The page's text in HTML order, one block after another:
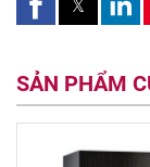
SẢN PHẨM